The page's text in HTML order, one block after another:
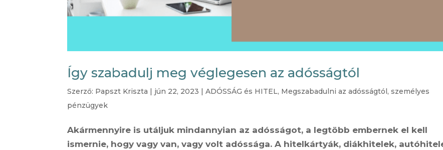
Így szabadulj meg véglegesen az adósságtól
Szerző: Papszt Kriszta | jún 22, 2023 |ADÓSSÁG és HITEL, Megszabadulni az adósságtól,személyes
pénzügyek
Akármennyire is utáljuk mindannyian az adósságot, a legtöbb embernek el kell
ismernie, hogy vagy van, vagy volt adóssága. A hitelkártyák, diákhitelek,